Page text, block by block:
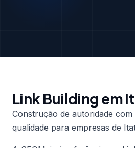
Link Building em
Construção de autoridade com
qualidade para empresas de